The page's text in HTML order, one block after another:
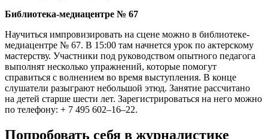
Библиотека-медиацентре № 67
Научиться импровизировать на сцене можно в библиотеке-
медиацентре № 67. В 15:00 там начнется урок по актерскому
мастерству. Участники под руководством опытного педагога
выполнят несколько упражнений, которые помогут
справиться с волнением во время выступления. В конце
слушатели разыграют небольшой этюд. Занятие рассчитано
на детей старше шести лет. Зарегистрироваться на него можно
по телефону: + 7 495 602–16–22.
Попробовать себя в журналистике